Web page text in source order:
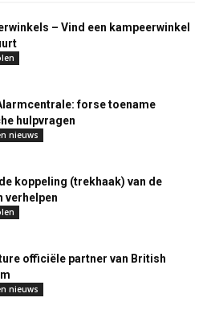
– Vind een kampeerwinkel
forse toename
hulpvragen
nieuws
koppeling (trekhaak) van de
verhelpen
officiële partner van British
nieuws